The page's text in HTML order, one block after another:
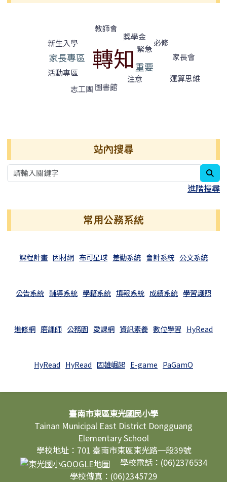
教師會
新生入學
獎學金
家長專區 轉知 緊急
必修
活動專區 重要
家長會
運算思維
志工團 圖書館
注意
站內搜尋
進階搜尋
常用公務系統
課程計畫 因材網 布可星球 差勤系統 會計系統 公文系統
公告系統 輔導系統 學籍系統 填報系統 成績系統 學習護照
進修網 磨課師 公務園 愛課網 資訊素養 數位學習 HyRead
HyRead HyRead 因雄崛起 E-game PaGamO
頁尾區域內容臺南市東區東光國民小學
Tainan Municipal East District Dongguang
Elementary School
學校地址：701 臺南市東區東光路一段39號
學校電話：(06)2376534
學校傳真：(06)2345729